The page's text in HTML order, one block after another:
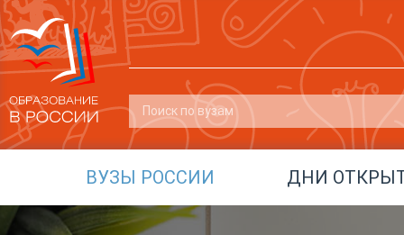
ВУЗЫ РОССИИ ДНИ